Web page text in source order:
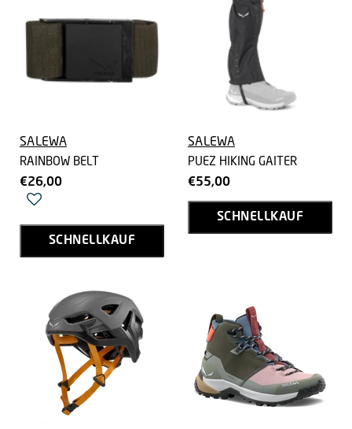
SALEWA
RAINBOW BELT
€26,00
SCHNELLKAUF
SALEWA
PUEZ HIKING GAITER
€55,00
SCHNELLKAUF